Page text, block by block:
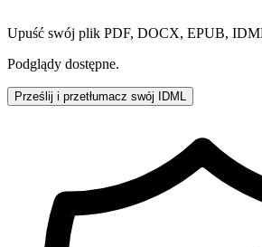
Upuść swój plik PDF, DOCX, EPUB,
Podglądy dostępne.
Prześlij i przetłumacz swój IDML